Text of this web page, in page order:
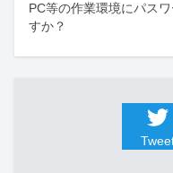
PC等の作業環境にパス
すか？